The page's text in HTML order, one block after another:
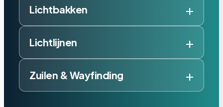
Lichtbakken +
Lichtlijnen +
Zuilen & Wayfinding +